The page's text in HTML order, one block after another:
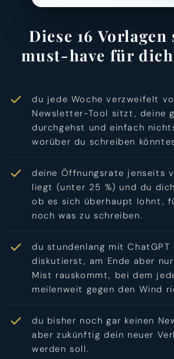
Diese 16
must-have für
du jede Woche verzweifelt
Newsletter-Tool sitzt, deine
durchgehst und einfach
worüber du schreiben
deine Öffnungsrate jenseits
liegt (unter 25 %) und du
ob es sich überhaupt lohnt,
noch was zu schreiben.
du stundenlang mit ChatGPT
diskutierst, am Ende aber
Mist rauskommt, bei dem
meilenweit gegen den Wind
du bisher noch gar keinen
aber zukünftig dein neuer
werden soll.